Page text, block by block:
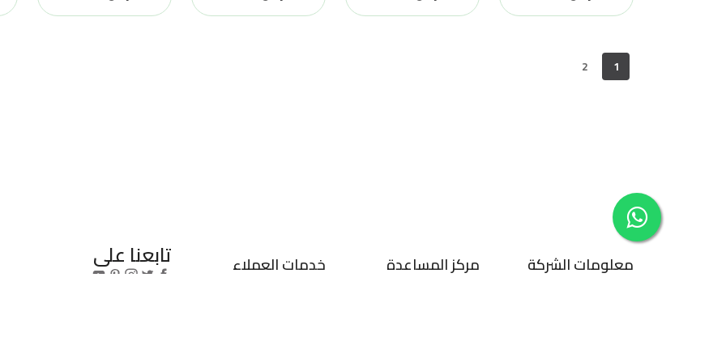
1
2
معلومات الشركة مركز المساعدة خدمات العملاء تابعنا على